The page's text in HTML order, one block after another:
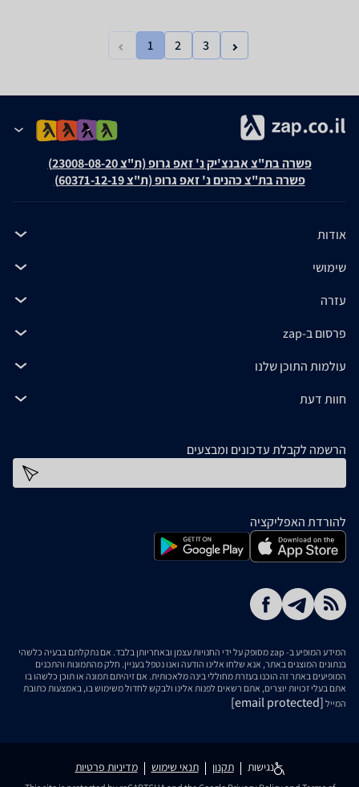
1 2 3
פשרה בת"צ אבנצ'יק נ' זאפ גרופ (ת"צ 23008-08-20)
פשרה בת"צ כהנים נ' זאפ גרופ (ת"צ 60371-12-19)
אודות
שימושי
עזרה
פרסום ב-zap
עולמות התוכן שלנו
חוות דעת
הרשמה לקבלת עדכונים ומבצעים
להורדת האפליקציה
המידע המופיע ב- zap מסופק על ידי החנויות עצמן ובאחריותן בלבד. אם נתקלתם בבעיה כלשהי
בנתונים המוצגים באתר, אנא שלחו אלינו הודעה ואנו נטפל בעניין. חלק מהתמונות והתכנים
המופיעים באתר זה הוכנו בעזרת מחוללי בינה מלאכותית. אם זיהיתם תמונה או תוכן כלשהו בו
אתם בעלי זכויות יוצרים, אתם רשאים לפנות אלינו ולבקש לחדול משימוש בו, באמצעות כתובת
המייל [email protected]
נגישות תקנון תנאי שימוש מדיניות פרטיות